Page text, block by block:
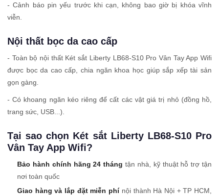
- Cảnh báo pin yếu trước khi cạn, không bao giờ bị khóa vĩnh
viễn.
Nội thất bọc da cao cấp
- Toàn bộ nội thất Két sắt Liberty LB68-S10 Pro Vân Tay App Wifi
được bọc da cao cấp, chia ngăn khoa học giúp sắp xếp tài sản
gọn gàng.
- Có khoang ngăn kéo riêng để cất các vật giá trị nhỏ (đồng hồ,
trang sức, USB...).
Tại sao chọn Két sắt Liberty LB68-S10 Pro
Vân Tay App Wifi?
Bảo hành chính hãng 24 tháng tận nhà, kỹ thuật hỗ trợ tận
nơi toàn quốc
Giao hàng và lắp đặt miễn phínội thành Hà Nội + TP HCM,